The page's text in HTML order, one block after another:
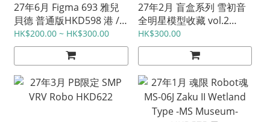
27年6月 Figma 693 雅兒
貝德 普通版HKD598 港 /
特典版HKD708 日
HK$200.00 ~ HK$300.00
27年2月 盲盒系列 雪初音
全明星模型收藏 vol.2
HKD798@box 港
HK$300.00